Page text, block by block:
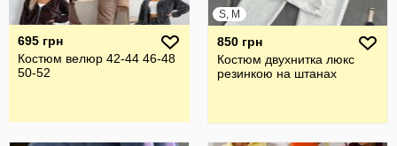
695 грн
Костюм велюр 42-44 46-48
50-52
S, M
850 грн
Костюм двухнитка люкс
резинкою на штанах